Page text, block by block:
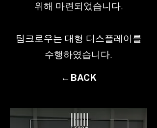
위해 마련되었습니다.
팀크로우는 대형 디스플레이를
수행하였습니다.
←BACK